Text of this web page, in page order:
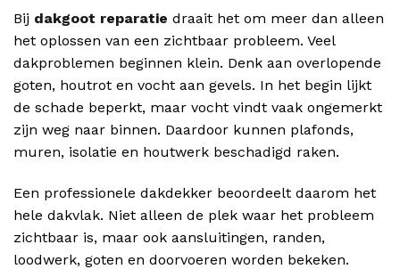
Bij dakgoot reparatie draait het om meer dan alleen
het oplossen van een zichtbaar probleem. Veel
dakproblemen beginnen klein. Denk aan overlopende
goten, houtrot en vocht aan gevels. In het begin lijkt
de schade beperkt, maar vocht vindt vaak ongemerkt
zijn weg naar binnen. Daardoor kunnen plafonds,
muren, isolatie en houtwerk beschadigd raken.
Een professionele dakdekker beoordeelt daarom het
hele dakvlak. Niet alleen de plek waar het probleem
zichtbaar is, maar ook aansluitingen, randen,
loodwerk, goten en doorvoeren worden bekeken.